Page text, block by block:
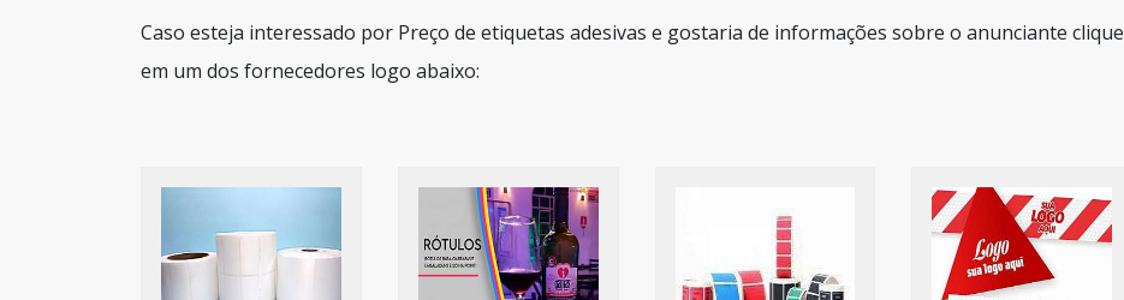
Caso esteja interessado por Preço de etiquetas adesivas e gostaria de informações sobre o anunciante clique
em um dos fornecedores logo abaixo: